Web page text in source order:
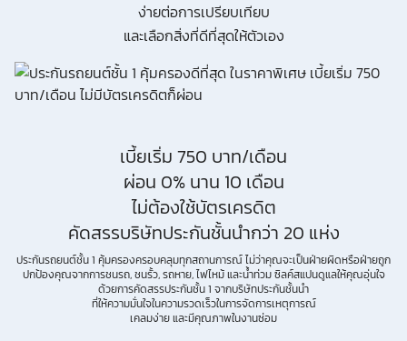
ข้าพเจ้ารับทราบนโยบายคุ้มครองข้อมูลส่วนบุคคล และยินยอมให้บริษัท
SILKSPAN อินชัวรันซ์ โบรกเกอร์เรจ จำกัด รวมถึงบริษัทในเครือที่เกี่ยวข้อง
กัน ตลอดจนคู่ค้าทางธุรกิจและ/หรือพันธมิตรของบริษัทเหล่านี้ สามารถเก็บ
ใช้ และ/หรือ เปิดเผยข้อมูลส่วนบุคคลและข้อมูลส่วนบุคคลที่มีความอ่อนไหว
ของข้าพเจ้า เพื่อวัตถุประสงค์ในการดำเนินการติดต่อและนำเสนอข้อมูล
สำหรับการขายผลิตภัณฑ์ การจัดทำรายการส่งเสริมการขายและการตลาด
แจ้งสิทธิประโยชน์หรือข่าวสารต่างๆ แจ้งข้อมูลเกี่ยวกับผลิตภัณฑ์ หรือ
ส่วนบุคคลและสิทธิของเจ้าของข้อมูลส่วนบุคคลได้ที่เว็บไซต์
กับความเป็นส่วนตัวก่อนให้ความยินยอม ทั้งนี้ ก่อนการแสดงเจตนา ข้าพเจ้า
ได้อ่านรายละเอียดจากเอกสารชี้แจงข้อมูล หรือได้รับคำอธิบายจากหน่วย
งานถึงวัตถุประสงค์ในการเก็บรวบรวม ใช้หรือเปิดเผยข้อมูลส่วนบุคคล
(“ประมวลผลข้อมูลส่วนบุคคล”) และมีความเข้าใจดีแล้ว ข้าพเจ้าให้ความ
ยินยอมหรือปฏิเสธไม่ให้ความยินยอมในเอกสารนี้ด้วยความสมัครใจ ปราศจาก
การบังคับหรือชักจูง และข้าพเจ้าทราบว่าข้าพเจ้าสามารถถอนความยินยอมนี้
เสียเมื่อใดก็ได้ เว้นแต่ในกรณีมีข้อจำกัดสิทธิตามกฎหมายหรือยังมีสัญญา
ระหว่างข้าพเจ้ากับสถาบันที่ให้ประโยชน์แก่ข้าพเจ้าอยู่ กรณีที่ข้าพเจ้าประสงค์
จะไม่ให้ความยินยอม ข้าพเจ้าเข้าใจและยอมรับว่า การไม่ให้ความยินยอมจะมี
ผลทำให้ข้าพเจ้า (เช่น ข้าพเจ้าอาจได้รับความสะดวกในการใช้บริการน้อยลง
หรือข้าพเจ้าไม่สามารถเข้าถึงฟังก์ชันการใช้งานบางอย่างได้ เป็นต้น) และ
ข้าพเจ้าทราบว่าการถอนความยินยอมดังกล่าว ไม่มีผลกระทบต่อการประมวล
ง่ายต่อการเปรียบเทียบ
และเลือกสิ่งที่ดีที่สุดให้ตัวเอง
เบี้ยเริ่ม 750 บาท/เดือน
ผ่อน 0% นาน 10 เดือน
ไม่ต้องใช้บัตรเครดิต
คัดสรรบริษัทประกันชั้นนำกว่า 20 แห่ง
ประกันรถยนต์ชั้น 1 คุ้มครองครอบคลุมทุกสถานการณ์ ไม่ว่าคุณจะเป็นฝ่ายผิดหรือฝ่ายถูก
ปกป้องคุณจากการชนรถ, ชนรั้ว, รถหาย, ไฟไหม้ และน้ำท่วม ซิลค์สแปนดูแลให้คุณอุ่นใจ
ด้วยการคัดสรรประกันชั้น 1 จากบริษัทประกันชั้นนำ
ที่ให้ความมั่นใจในความรวดเร็วในการจัดการเหตุการณ์
เคลมง่าย และมีคุณภาพในงานซ่อม